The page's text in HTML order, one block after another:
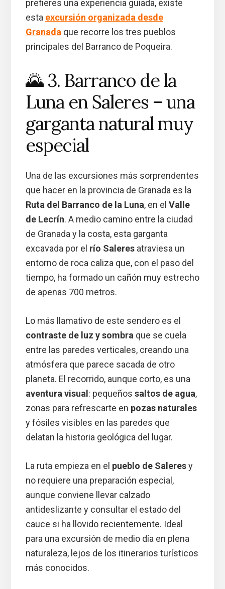
prefieres una experiencia guiada, existe
esta excursión organizada desde
Granada que recorre los tres pueblos
principales del Barranco de Poqueira.
🌄 3. Barranco de la
Luna en Saleres – una
garganta natural muy
especial
Una de las excursiones más sorprendentes
que hacer en la provincia de Granada es la
Ruta del Barranco de la Luna, en el Valle
de Lecrín. A medio camino entre la ciudad
de Granada y la costa, esta garganta
excavada por el río Saleresatraviesa un
entorno de roca caliza que, con el paso del
tiempo, ha formado un cañón muy estrecho
de apenas 700 metros.
Lo más llamativo de este sendero es el
contraste de luz y sombra que se cuela
entre las paredes verticales, creando una
atmósfera que parece sacada de otro
planeta. El recorrido, aunque corto, es una
aventura visual : pequeños saltos de agua,
zonas para refrescarte en pozas naturales
y fósiles visibles en las paredes que
delatan la historia geológica del lugar.
La ruta empieza en el pueblo de Saleresy
no requiere una preparación especial,
aunque conviene llevar calzado
antideslizante y consultar el estado del
cauce si ha llovido recientemente. Ideal
para una excursión de medio día en plena
naturaleza, lejos de los itinerarios turísticos
más conocidos.